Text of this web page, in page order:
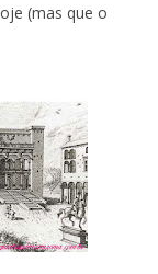
(mas que o